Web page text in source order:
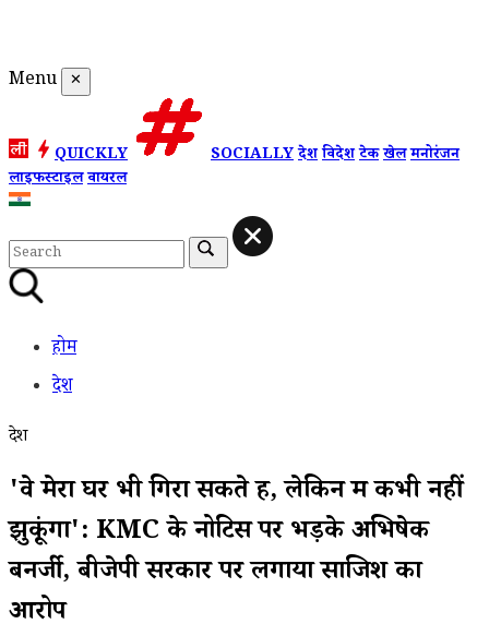
Menu ✕
QUICKLY SOCIALLYदेशविदेशटेकखेलमनोरंजन
लाइफस्टाइलवायरल
होम
देश
देश
'वे मेरा घर भी गिरा सकते हैं, लेकिन मैं कभी नहीं
झुकूंगा': KMC के नोटिस पर भड़के अभिषेक
बनर्जी, बीजेपी सरकार पर लगाया साजिश का
आरोप